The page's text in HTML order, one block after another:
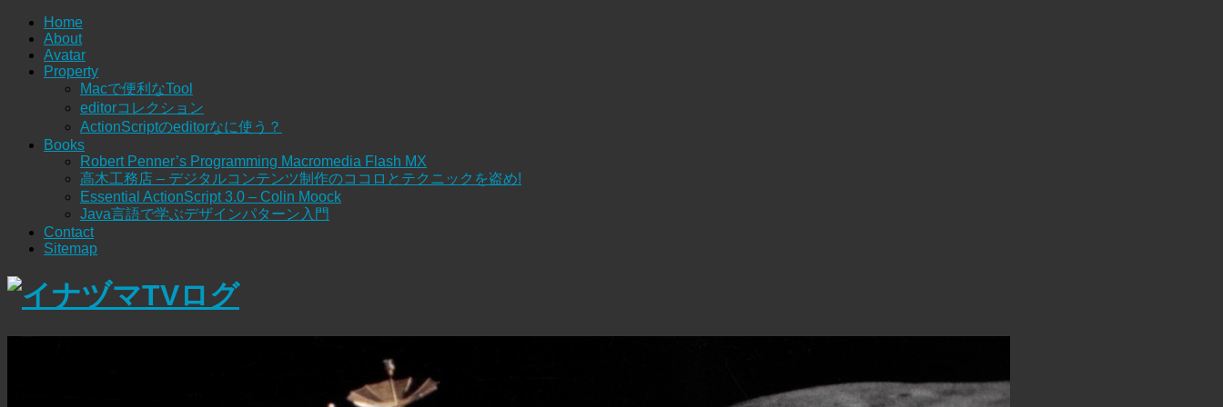
Home
About
Avatar
Property
Macで便利なTool
editorコレクション
ActionScriptのeditorなに使う？
Books
Robert Penner’s Programming Macromedia Flash MX
高木工務店 – デジタルコンテンツ制作のココロとテクニックを盗め!
Essential ActionScript 3.0 – Colin Moock
Java言語で学ぶデザインパターン入門
Contact
Sitemap